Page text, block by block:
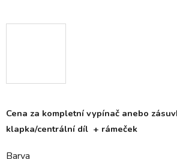
Cena za kompletní vypínač anebo
klapka/centrální díl + rámeček
Barva